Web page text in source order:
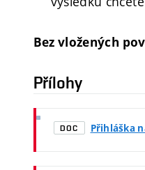
Bez vložených
Přílohy
DOC Přihláška